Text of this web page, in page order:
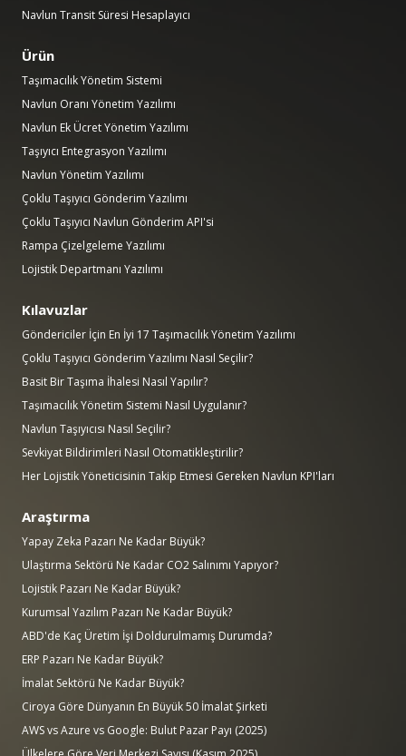
Navlun Transit Süresi Hesaplayıcı
Ürün
Taşımacılık Yönetim Sistemi
Navlun Oranı Yönetim Yazılımı
Navlun Ek Ücret Yönetim Yazılımı
Taşıyıcı Entegrasyon Yazılımı
Navlun Yönetim Yazılımı
Çoklu Taşıyıcı Gönderim Yazılımı
Çoklu Taşıyıcı Navlun Gönderim API'si
Rampa Çizelgeleme Yazılımı
Lojistik Departmanı Yazılımı
Kılavuzlar
Göndericiler İçin En İyi 17 Taşımacılık Yönetim Yazılımı
Çoklu Taşıyıcı Gönderim Yazılımı Nasıl Seçilir?
Basit Bir Taşıma İhalesi Nasıl Yapılır?
Taşımacılık Yönetim Sistemi Nasıl Uygulanır?
Navlun Taşıyıcısı Nasıl Seçilir?
Sevkiyat Bildirimleri Nasıl Otomatikleştirilir?
Her Lojistik Yöneticisinin Takip Etmesi Gereken Navlun KPI'ları
Araştırma
Yapay Zeka Pazarı Ne Kadar Büyük?
Ulaştırma Sektörü Ne Kadar CO2 Salınımı Yapıyor?
Lojistik Pazarı Ne Kadar Büyük?
Kurumsal Yazılım Pazarı Ne Kadar Büyük?
ABD'de Kaç Üretim İşi Doldurulmamış Durumda?
ERP Pazarı Ne Kadar Büyük?
İmalat Sektörü Ne Kadar Büyük?
Ciroya Göre Dünyanın En Büyük 50 İmalat Şirketi
AWS vs Azure vs Google: Bulut Pazar Payı (2025)